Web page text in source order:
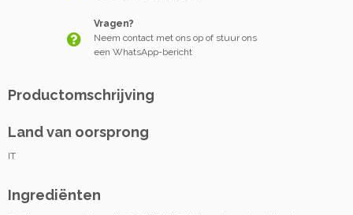
Vragen?
Neem contact met ons op of stuur ons
een WhatsApp-bericht
Productomschrijving
Land van oorsprong
IT
Ingrediënten